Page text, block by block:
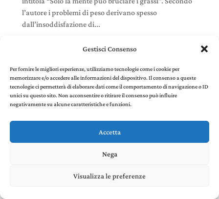
Gestisci Consenso
Per fornire le migliori esperienze, utilizziamo tecnologie come i cookie per
memorizzare e/o accedere alle informazioni del dispositivo. Il consenso a queste
tecnologie ci permetterà di elaborare dati come il comportamento di navigazione o ID
unici su questo sito. Non acconsentire o ritirare il consenso può influire
negativamente su alcune caratteristiche e funzioni.
Accetta
Nega
Visualizza le preferenze
l’autore i problemi di peso derivano spesso
dall’insoddisfazione di...
Stefania Panelli © 2022 - P. IVA 02385410507 |Privacy
and Cookie Policycreated by Environments di
Riccardo Panelli